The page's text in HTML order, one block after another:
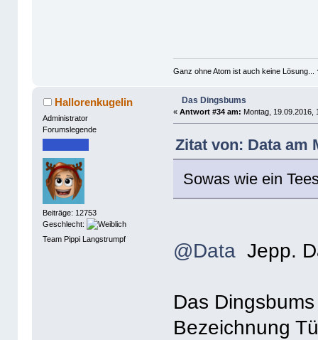
Ganz ohne Atom ist auch keine
Hallorenkugelin
Administrator
Forumslegende
Beiträge: 12753
Geschlecht:
Team Pippi Langstrumpf
Das Dingsbums
«Antwort #34 am: Montag, 19.09.2016,
Zitat von: Data am
Sowas wie ein
@Data Jepp.
Das
Bezeichnung